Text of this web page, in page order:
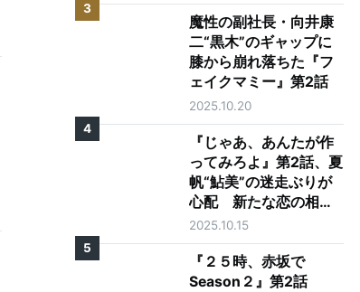
3
魔性の副社長・向井康
二“黒木”のギャップに
膝から崩れ落ちた『フ
ェイクマミー』第2話
2025.10.20
4
『じゃあ、あんたが作
ってみろよ』第2話、夏
帆“鮎美”の迷走ぶりが
心配 新たな恋の相手
に「大丈夫そう？」の
声も
2025.10.15
5
『２５時、赤坂で
Season２』第2話